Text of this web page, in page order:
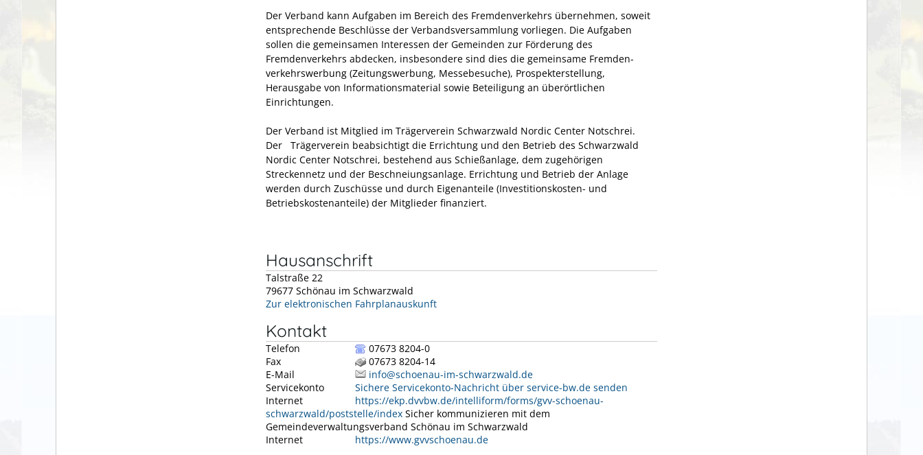
Der Verband kann Aufgaben im Bereich des Fremdenverkehrs übernehmen, soweit
entsprechende Beschlüsse der Verbands­versammlung vorliegen. Die Aufgaben
sollen die gemeinsamen Interessen der Gemeinden zur Förderung des
Fremdenverkehrs abdecken, insbesondere sind dies die gemeinsame Fremden­
verkehrswerbung (Zeitungswerbung, Messebesuche), Prospekter­stellung,
Herausgabe von Informationsmaterial sowie Betei­ligung an überörtlichen
Einrichtungen.
Der Verband ist Mitglied im Trägerverein Schwarzwald Nordic Center Notschrei.
Der Trägerverein beabsichtigt die Errichtung und den Betrieb des Schwarzwald
Nordic Center Notschrei, bestehend aus Schießanlage, dem zugehörigen
Streckennetz und der Beschneiungsanlage. Errichtung und Betrieb der Anlage
werden durch Zuschüsse und durch Eigenanteile (Investitionskosten- und
Betriebskostenanteile) der Mitglieder finanziert.
Hausanschrift
Talstraße 22
79677 Schönau im Schwarzwald
Zur elektronischen Fahrplanauskunft
Kontakt
Telefon
07673 8204-0
Fax
07673 8204-14
E-Mail
info@schoenau-im-schwarzwald.de
Servicekonto
Sichere Servicekonto-Nachricht über service-bw.de senden
Internet
https://ekp.dvvbw.de/intelliform/forms/gvv-schoenau-
schwarzwald/poststelle/index Sicher kommunizieren mit dem
Gemeindeverwaltungsverband Schönau im Schwarzwald
Internet
https://www.gvvschoenau.de